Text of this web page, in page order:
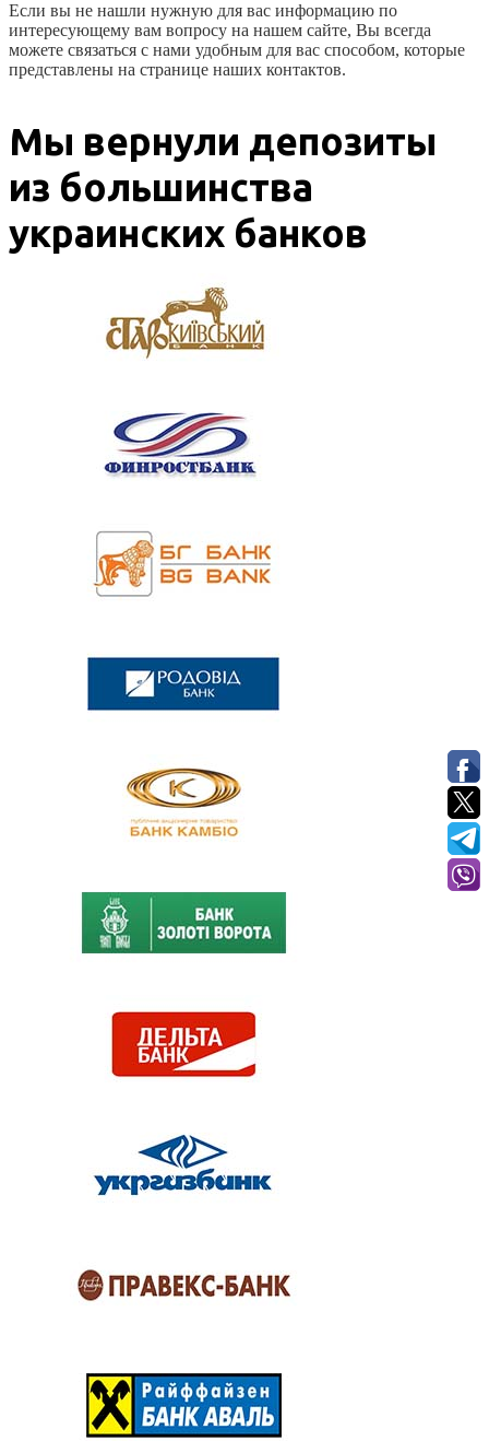
Если вы не нашли нужную для вас информацию по
интересующему вам вопросу на нашем сайте, Вы всегда
можете связаться с нами удобным для вас способом, которые
представлены на странице наших контактов.
Мы вернули депозиты
из большинства
украинских банков